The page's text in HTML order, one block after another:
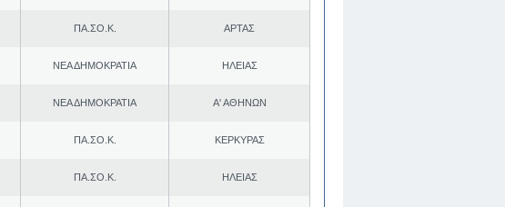
ΠΑ.ΣΟ.Κ. ΑΡΤΑΣ
ΝΕΑ ΔΗΜΟΚΡΑΤΙΑ ΗΛΕΙΑΣ
ΝΕΑ ΔΗΜΟΚΡΑΤΙΑ Α' ΑΘΗΝΩΝ
ΠΑ.ΣΟ.Κ. ΚΕΡΚΥΡΑΣ
ΠΑ.ΣΟ.Κ. ΗΛΕΙΑΣ